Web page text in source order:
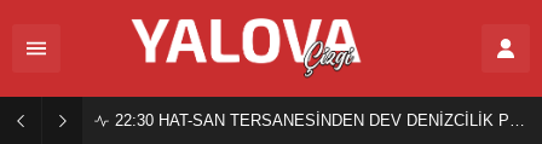
22:30 HAT-SAN TERSANESİNDEN DEV DENİZCİLİK PROJESİ!